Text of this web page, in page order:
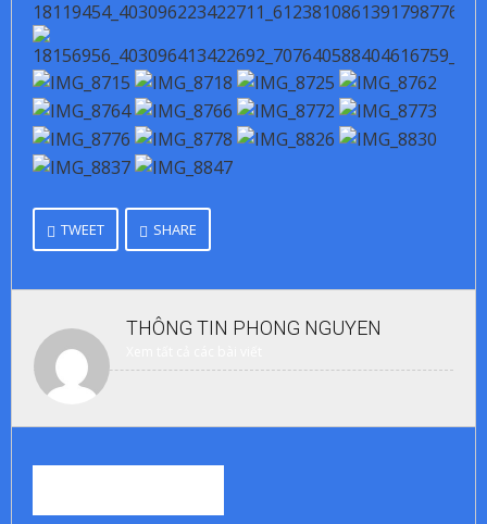
TWEET SHARE
THÔNG TIN PHONG NGUYEN